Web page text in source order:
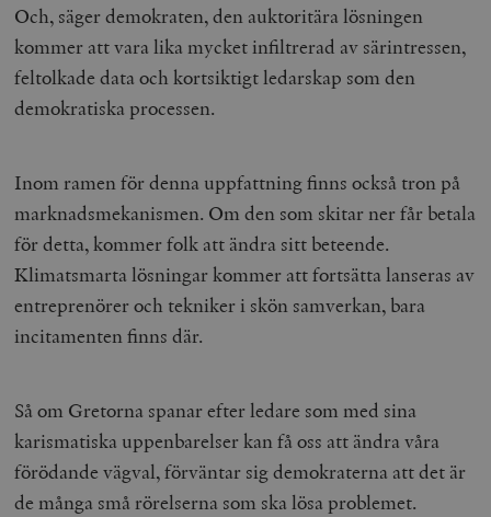
Och, säger demokraten, den auktoritära lösningen
kommer att vara lika mycket infiltrerad av särintressen,
feltolkade data och kortsiktigt ledarskap som den
demokratiska processen.
Inom ramen för denna uppfattning finns också tron på
marknadsmekanismen. Om den som skitar ner får betala
för detta, kommer folk att ändra sitt beteende.
Klimatsmarta lösningar kommer att fortsätta lanseras av
entreprenörer och tekniker i skön samverkan, bara
incitamenten finns där.
Så om Gretorna spanar efter ledare som med sina
karismatiska uppenbarelser kan få oss att ändra våra
förödande vägval, förväntar sig demokraterna att det är
de många små rörelserna som ska lösa problemet.